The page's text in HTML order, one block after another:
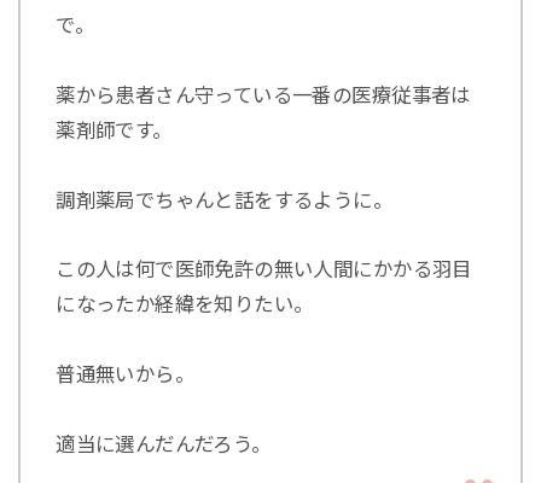
で。
薬から患者さん守っている一番の医療従事者は
薬剤師です。
調剤薬局でちゃんと話をするように。
この人は何で医師免許の無い人間にかかる羽目
になったか経緯を知りたい。
普通無いから。
適当に選んだんだろう。